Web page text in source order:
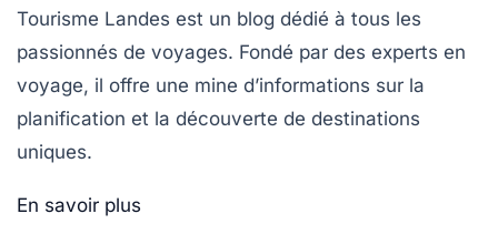
Tourisme Landes est un blog dédié à tous les
passionnés de voyages. Fondé par des experts en
voyage, il offre une mine d’informations sur la
planification et la découverte de destinations
uniques.
En savoir plus